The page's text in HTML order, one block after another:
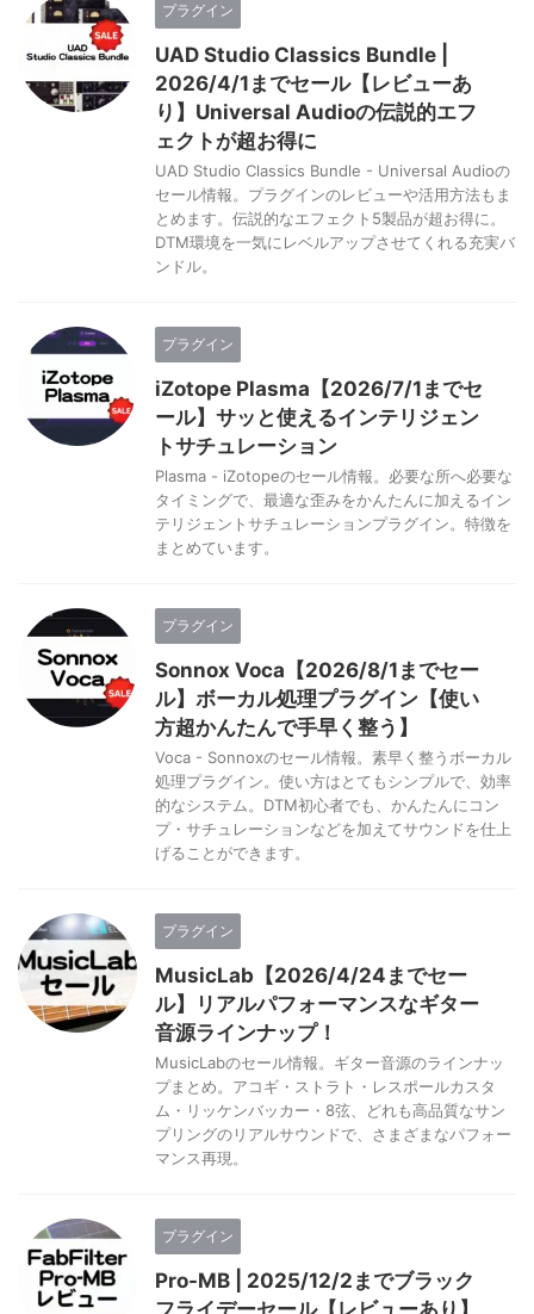
プラグイン
UAD Studio Classics Bundle |
2026/4/1までセール【レビューあ
り】Universal Audioの伝説的エフ
ェクトが超お得に
UAD Studio Classics Bundle - Universal Audioの
セール情報。プラグインのレビューや活用方法もま
とめます。伝説的なエフェクト5製品が超お得に。
DTM環境を一気にレベルアップさせてくれる充実バ
ンドル。
プラグイン
iZotope Plasma【2026/7/1までセ
ール】サッと使えるインテリジェン
トサチュレーション
Plasma - iZotopeのセール情報。必要な所へ必要な
タイミングで、最適な歪みをかんたんに加えるイン
テリジェントサチュレーションプラグイン。特徴を
まとめています。
プラグイン
Sonnox Voca【2026/8/1までセー
ル】ボーカル処理プラグイン【使い
方超かんたんで手早く整う】
Voca - Sonnoxのセール情報。素早く整うボーカル
処理プラグイン。使い方はとてもシンプルで、効率
的なシステム。DTM初心者でも、かんたんにコン
プ・サチュレーションなどを加えてサウンドを仕上
げることができます。
プラグイン
MusicLab【2026/4/24までセー
ル】リアルパフォーマンスなギター
音源ラインナップ！
MusicLabのセール情報。ギター音源のラインナッ
プまとめ。アコギ・ストラト・レスポールカスタ
ム・リッケンバッカー・8弦、どれも高品質なサン
プリングのリアルサウンドで、さまざまなパフォー
マンス再現。
プラグイン
Pro-MB | 2025/12/2までブラック